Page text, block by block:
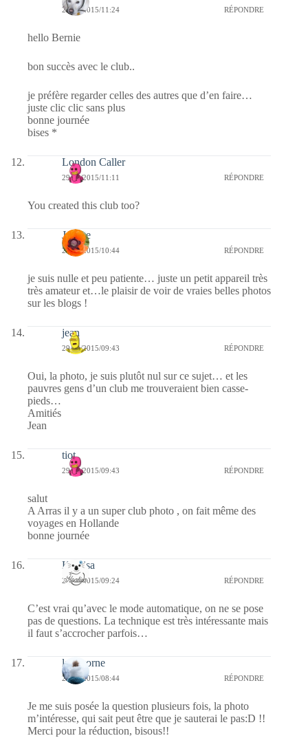
29/04/2015/11:24 RÉPONDRE
hello Bernie
bon succès avec le club..
je préfère regarder celles des autres que d’en faire…
juste clic clic sans plus
bonne journée
bises *
London Caller
29/04/2015/11:11 RÉPONDRE
You created this club too?
Josette
29/04/2015/10:44 RÉPONDRE
je suis nulle et peu patiente… juste un petit appareil très
très amateur et…le plaisir de voir de vraies belles photos
sur les blogs !
jean
29/04/2015/09:43 RÉPONDRE
Oui, la photo, je suis plutôt nul sur ce sujet… et les
pauvres gens d’un club me trouveraient bien casse-
pieds…
Amitiés
Jean
tiot
29/04/2015/09:43 RÉPONDRE
salut
A Arras il y a un super club photo , on fait même des
voyages en Hollande
bonne journée
Koalisa
29/04/2015/09:24 RÉPONDRE
C’est vrai qu’avec le mode automatique, on ne se pose
pas de questions. La technique est très intéressante mais
il faut s’accrocher parfois…
la lykorne
29/04/2015/08:44 RÉPONDRE
Je me suis posée la question plusieurs fois, la photo
m’intéresse, qui sait peut être que je sauterai le pas:D !!
Merci pour la réduction, bisous!!